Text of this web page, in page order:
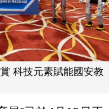
科技元素賦能國安教